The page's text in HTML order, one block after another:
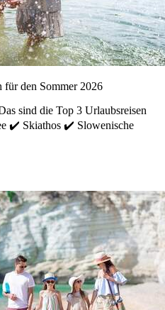
für den Sommer 2026
sind die Top 3 Urlaubsreisen
✔️ Skiathos ✔️ Slowenische